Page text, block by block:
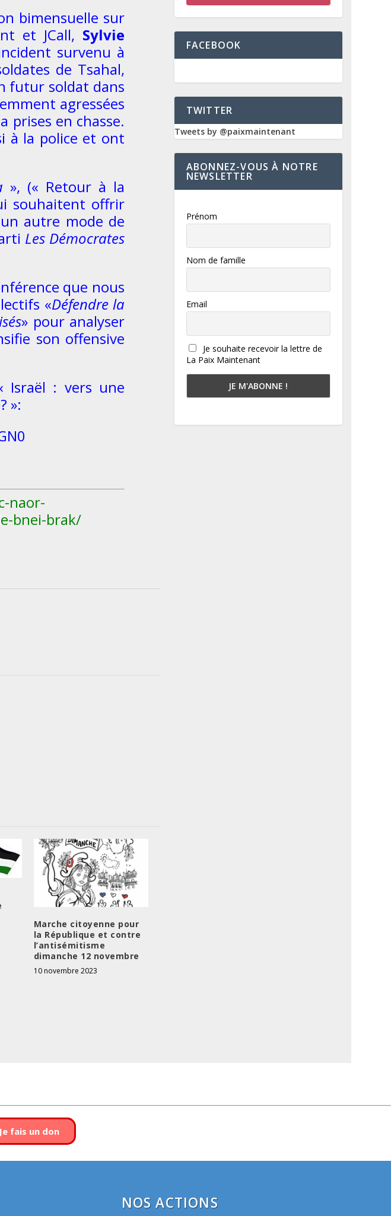
bimensuelle sur
et JCall, Sylvie
survenu à
de Tsahal,
futur soldat dans
agressées
prises en chasse.
à la police et ont
», (« Retour à la
souhaitent offrir
autre mode de
Les Démocrates
que nous
«Défendre la
» pour analyser
son offensive
Israël : vers une
»:
naor-
bnei-brak/
Marche citoyenne pour
la République et contre
l’antisémitisme
dimanche 12 novembre
10 novembre 2023
FACEBOOK
TWITTER
Tweets by @paixmaintenant
ABONNEZ-VOUS À NOTRE
NEWSLETTER
Prénom
Nom de famille
Email
Je souhaite recevoir la lettre de
La Paix Maintenant
Je fais un don
NOS ACTIONS